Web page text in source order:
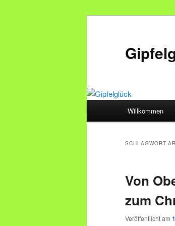
Willkommen
SCHLAGWORT-
Von
zum
Veröffentlicht am